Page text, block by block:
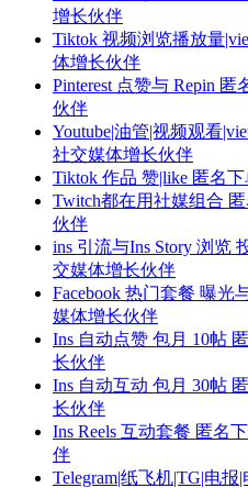
增长伙伴
Tiktok 视频浏览播放量
体增长伙伴
Pinterest 点赞与 Repin
伙伴
Youtube|油管|视频观看
社交媒体增长伙伴
Tiktok 作品 赞|like 匿名
Twitch都在用社媒组合
伙伴
ins 引流与Ins Story 浏
交媒体增长伙伴
Facebook 热门套餐 曝
媒体增长伙伴
Ins 自动点赞 包月 10帖
长伙伴
Ins 自动互动 包月 30帖
长伙伴
Ins Reels 互动套餐 匿
伴
Telegram|纸飞机|TG|电报